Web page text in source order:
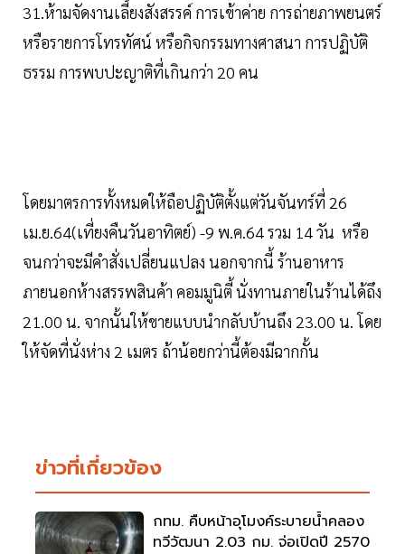
31.ห้ามจัดงานเลี้ยงสังสรรค์ การเข้าค่าย การถ่ายภาพยนตร์
หรือรายการโทรทัศน์ หรือกิจกรรมทางศาสนา การปฏิบัติ
ธรรม การพบปะญาติที่เกินกว่า 20 คน
โดยมาตรการทั้งหมดให้ถือปฏิบัติตั้งแต่วันจันทร์ที่ 26
เม.ย.64(เที่ยงคืนวันอาทิตย์) -9 พ.ค.64 รวม 14 วัน หรือ
จนกว่าจะมีคำสั่งเปลี่ยนแปลง นอกจากนี้ ร้านอาหาร
ภายนอกห้างสรรพสินค้า คอมมูนิตี้ นั่งทานภายในร้านได้ถึง
21.00 น. จากนั้นให้ขายแบบนำกลับบ้านถึง 23.00 น. โดย
ให้จัดที่นั่งห่าง 2 เมตร ถ้าน้อยกว่านี้ต้องมีฉากกั้น
ข่าวที่เกี่ยวข้อง
กทม. คืบหน้าอุโมงค์ระบายน้ำคลอง
ทวีวัฒนา 2.03 กม. จ่อเปิดปี 2570